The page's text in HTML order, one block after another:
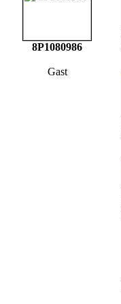
8P1080986
Gast